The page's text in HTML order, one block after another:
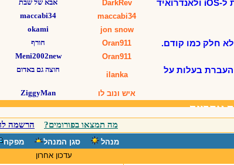
מה תמצאו בפורומים? הרשמה
מנהל סגן המנהל מפקח
עדכון אחרון